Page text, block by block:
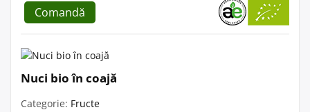
Comandă
Nuci bio în coajă
Categorie: Fructe